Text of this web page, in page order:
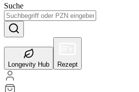
Suche
Longevity Hub Rezept